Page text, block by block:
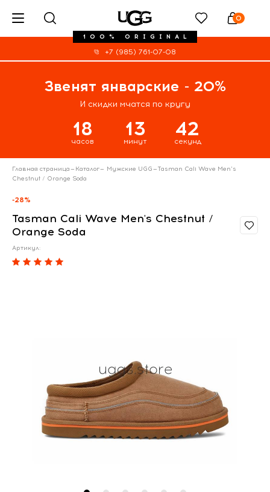
100% ORIGINAL
0
+7 (985) 761-07-08
Звенят январские - 20%
И скидки мчатся по кругу
18
часов
13
минут
41
секунд
Главная страница— Каталог— Мужские UGG—Tasman Cali Wave Men's
Chestnut / Orange Soda
-28%
Tasman Cali Wave Men's Chestnut /
Orange Soda
Артикул: